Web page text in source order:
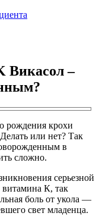
Викасол –
рождения крохи
или нет? Так
в
сложно.
серьезной
витамина К, так
боль от укола —
свет младенца.